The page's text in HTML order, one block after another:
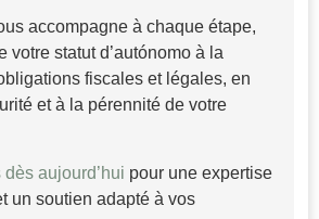
accompagne à chaque étape,
votre statut d’autónomo à la
fiscales et légales, en
et à la pérennité de votre
aujourd’hui pour une expertise
un soutien adapté à vos